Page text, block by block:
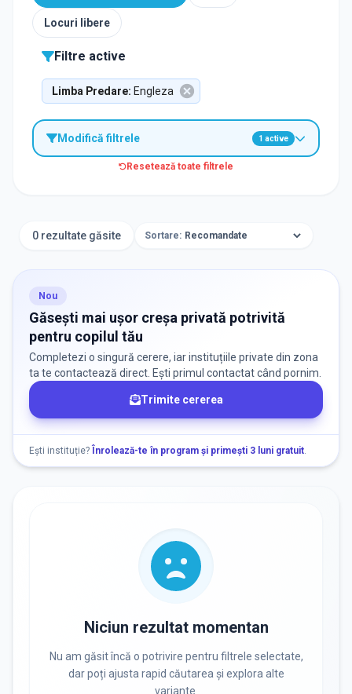
Locuri libere
Filtre active
Limba Predare: Engleza
Modifică filtrele 1 active
Resetează toate filtrele
Nu există informații despre locuri libere
0 rezultate găsite Sortare:
Nou
Găsești mai ușor creșa privată potrivită
pentru copilul tău
Completezi o singură cerere, iar instituțiile private din zona
ta te contactează direct. Ești primul contactat când pornim.
Trimite cererea
Ești instituție? Înrolează-te în program și primești 3 luni gratuit.
Niciun rezultat momentan
Nu am găsit încă o potrivire pentru filtrele selectate,
dar poți ajusta rapid căutarea și explora alte
variante.